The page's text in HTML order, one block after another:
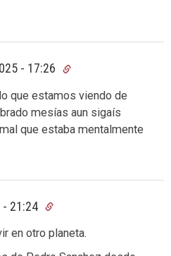
- 17:26
que estamos viendo de
mesías aun sigaís
que estaba mentalmente
- 21:24
en otro planeta.